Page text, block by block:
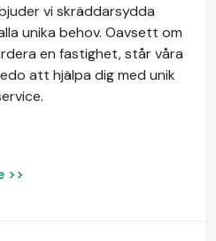
vi skräddarsydda
unika behov. Oavsett om
en fastighet, står våra
att hjälpa dig med unik
>>